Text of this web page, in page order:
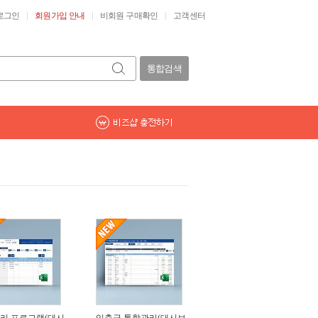
그인 회원가입 안내 비회원 구매확인 고객센터
통합검색